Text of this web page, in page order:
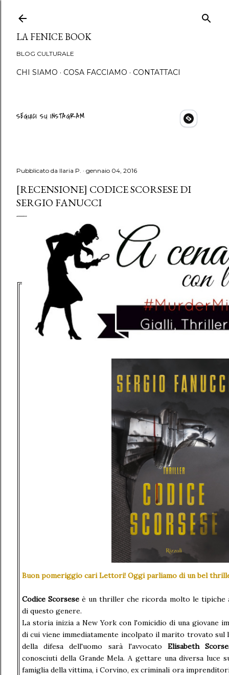
Passa ai contenuti principali
LA FENICE BOOK
BLOG CULTURALE
CHI SIAMO COSA FACCIAMO CONTATTACI
SEGUICI SU INSTAGRAM
Pubblicato da Ilaria P. gennaio 04, 2016
[RECENSIONE] CODICE SCORSESE DI
SERGIO FANUCCI
Buon pomeriggio cari Lettori! Oggi parliamo di un bel
Codice Scorsese è un thriller che ricorda molto le tipiche
di questo genere.
La storia inizia a New York con l'omicidio di una giovane
di cui viene immediatamente incolpato il marito trovato
della difesa dell'uomo sarà l'avvocato Elisabeth
conosciuti della Grande Mela. A gettare una diversa luce
famiglia della vittima, i Corvino, ex criminali ora